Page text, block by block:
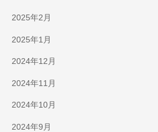
2025年2月
2025年1月
2024年12月
2024年11月
2024年10月
2024年9月